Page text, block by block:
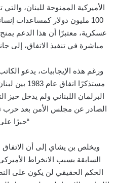
عسكرية، معتبرًا أن هذا الدعم يمنح
مباشرة في تنفيذ الاتفاق، إلى
ورغم هذه الإيجابيات، يدعو
مستذكرًا
الصادر عن مجلس الأمن بعد حرب
“حبرًا
ويخلص بن يشاي إلى أن
السابقة بسبب الانخراط
الحكم الحقيقي لن يكون على